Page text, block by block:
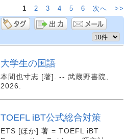
1 2 3 4 5 6 次へ
>>
大学生の国語
本間也寸志 [著]. -- 武蔵野書院,
2026.
TOEFL iBT公式総合対策
ETS [ほか] 著 = TOEFL iBT